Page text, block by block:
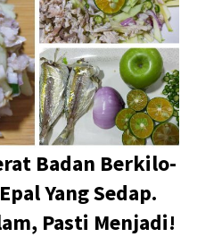
Badan Berkilo-
Yang Sedap.
Pasti Menjadi!